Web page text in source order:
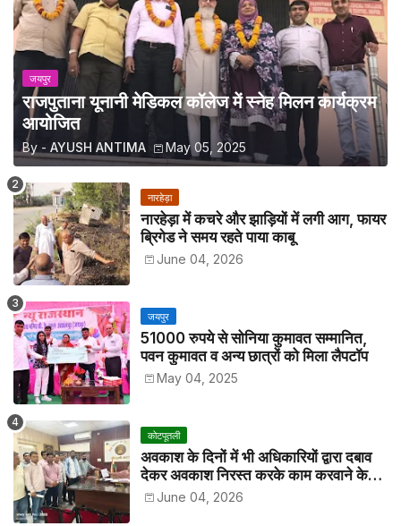
जयपुर
राजपुताना यूनानी मेडिकल कॉलेज में स्नेह मिलन कार्यक्रम
आयोजित
By - AYUSH ANTIMA May 05, 2025
नारहेड़ा
नारहेड़ा में कचरे और झाड़ियों में लगी आग, फायर
ब्रिगेड ने समय रहते पाया काबू
June 04, 2026
जयपुर
51000 रुपये से सोनिया कुमावत सम्मानित,
पवन कुमावत व अन्य छात्रों को मिला लैपटॉप
May 04, 2025
कोटपूतली
अवकाश के दिनों में भी अधिकारियों द्वारा दबाव
देकर अवकाश निरस्त करके काम करवाने के
विरोध में कर्मचारियों ने जिला कलेक्टर को सीएस
के नाम दिया ज्ञापन
June 04, 2026